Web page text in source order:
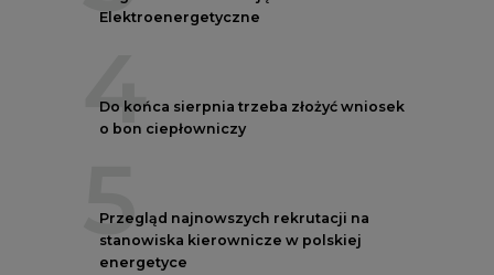
Do końca sierpnia trzeba złożyć wniosek
5
Przegląd najnowszych rekrutacji na